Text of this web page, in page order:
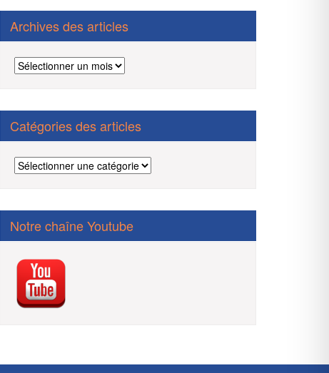
Archives des articles
Archives
des
Catégories des articles
Catégories
des
Notre chaîne Youtube